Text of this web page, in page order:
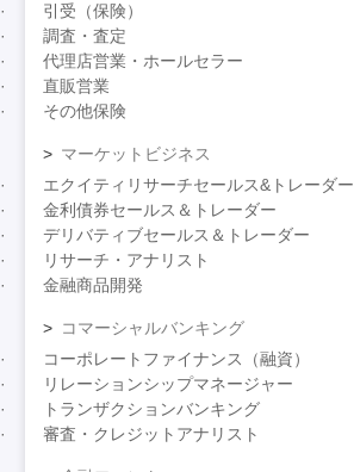
引受（保険）
調査・査定
代理店営業・ホールセラー
直販営業
その他保険
マーケットビジネス
エクイティリサーチセールス&トレーダー
金利債券セールス＆トレーダー
デリバティブセールス＆トレーダー
リサーチ・アナリスト
金融商品開発
コマーシャルバンキング
コーポレートファイナンス（融資）
リレーションシップマネージャー
トランザクションバンキング
審査・クレジットアナリスト